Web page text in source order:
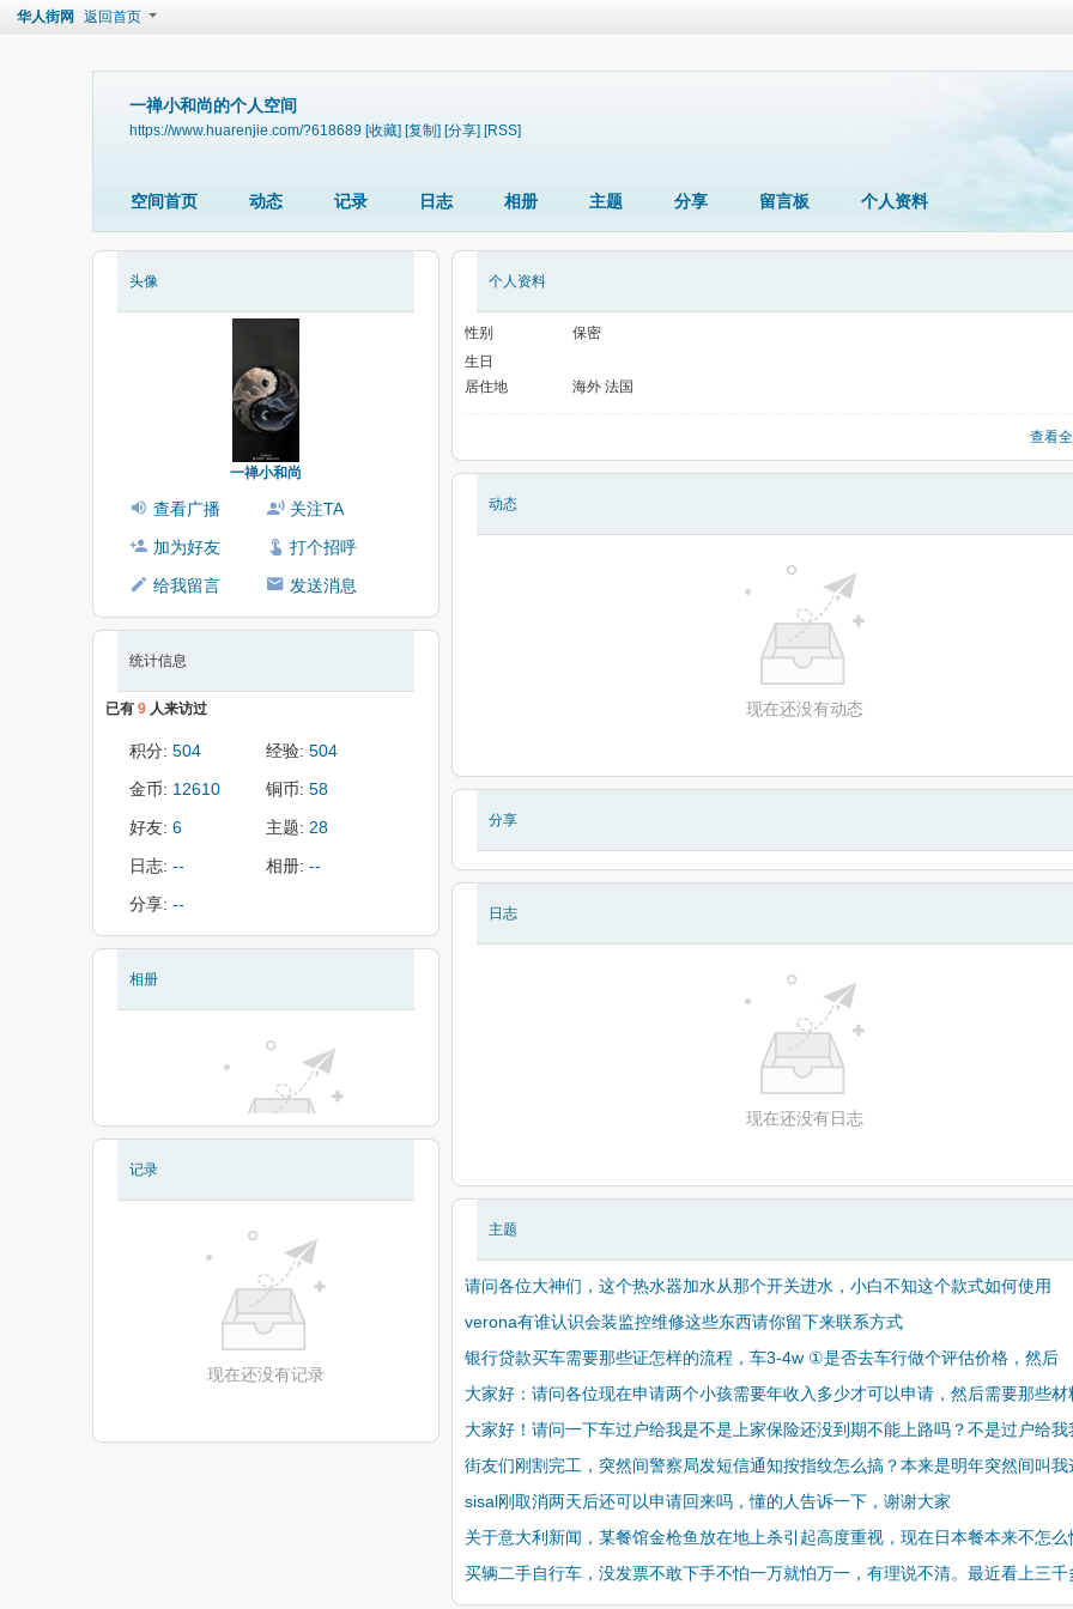
华人街网 返回首页
一禅小和尚的个人空间
https://www.huarenjie.com/?618689 [收藏] [复制] [分享] [RSS]
空间首页 动态 记录 日志 相册 主题 分享 留言板 个人资料
头像
一禅小和尚
查看广播
关注TA
加为好友
打个招呼
给我留言
发送消息
统计信息
已有 9 人来访过
积分: 504 经验: 504
金币: 12610 铜币: 58
好友: 6 主题: 28
日志: -- 相册: --
分享: --
相册
记录
现在还没有记录
个人资料
性别
保密
生日
居住地
海外 法国
查看
动态
现在还没有动态
分享
日志
现在还没有日志
主题
请问各位大神们，这个热水器加水从那个开关进水，小白不知这个款式如何使用
verona有谁认识会装监控维修这些东西请你留下来联系方式
银行贷款买车需要那些证怎样的流程，车3-4w ①是否去车行做个评估价格，然后
大家好：请问各位现在申请两个小孩需要年收入多少才可以申请，然后需要那些材
大家好！请问一下车过户给我是不是上家保险还没到期不能上路吗？不是过户给我
街友们刚割完工，突然间警察局发短信通知按指纹怎么搞？本来是明年突然间叫我
sisal刚取消两天后还可以申请回来吗，懂的人告诉一下，谢谢大家
关于意大利新闻，某餐馆金枪鱼放在地上杀引起高度重视，现在日本餐本来不怎么
买辆二手自行车，没发票不敢下手不怕一万就怕万一，有理说不清。最近看上三千